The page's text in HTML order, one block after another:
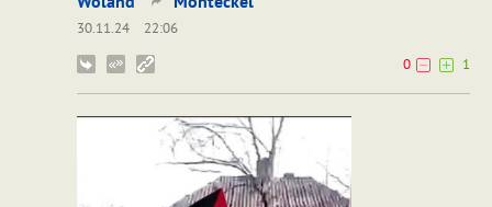
30.11.24
22:06
0
1